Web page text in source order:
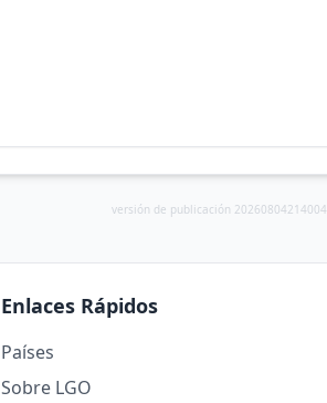
versión de publicación 20260804214004
Enlaces Rápidos
Países
Sobre LGO